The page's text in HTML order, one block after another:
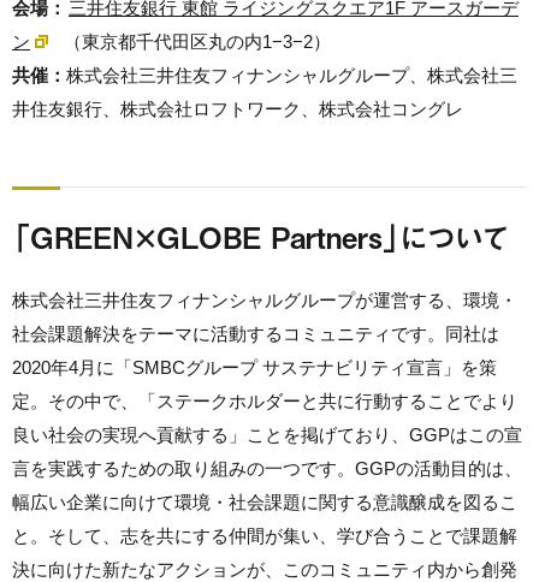
会場： 三井住友銀行 東館 ライジングスクエア1F アースガーデ
ン
（東京都千代田区丸の内1−3−2）
共催： 株式会社三井住友フィナンシャルグループ、株式会社三
井住友銀行、株式会社ロフトワーク、株式会社コングレ
「GREEN×GLOBE Partners」について
株式会社三井住友フィナンシャルグループが運営する、環境・
社会課題解決をテーマに活動するコミュニティです。同社は
2020年4月に「SMBCグループ サステナビリティ宣言」を策
定。その中で、「ステークホルダーと共に行動することでより
良い社会の実現へ貢献する」ことを掲げており、GGPはこの宣
言を実践するための取り組みの一つです。GGPの活動目的は、
幅広い企業に向けて環境・社会課題に関する意識醸成を図るこ
と。そして、志を共にする仲間が集い、学び合うことで課題解
決に向けた新たなアクションが、このコミュニティ内から創発